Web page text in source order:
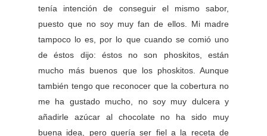
tenía intención de conseguir el mismo sabor,
puesto que no soy muy fan de ellos. Mi madre
tampoco lo es, por lo que cuando se comió uno
de éstos dijo: éstos no son phoskitos, están
mucho más buenos que los phoskitos. Aunque
también tengo que reconocer que la cobertura no
me ha gustado mucho, no soy muy dulcera y
añadirle azúcar al chocolate no ha sido muy
buena idea, pero quería ser fiel a la receta de